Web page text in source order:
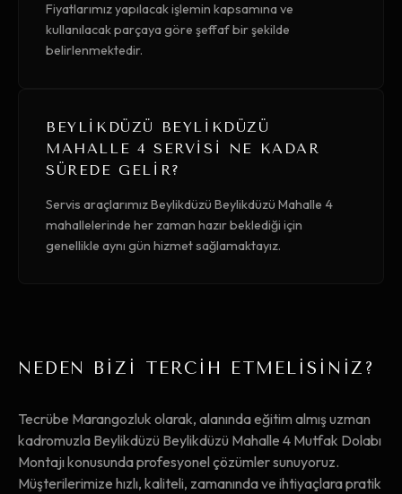
Fiyatlarımız yapılacak işlemin kapsamına ve
kullanılacak parçaya göre şeffaf bir şekilde
belirlenmektedir.
BEYLIKDÜZÜ BEYLIKDÜZÜ
MAHALLE 4 SERVISI NE KADAR
SÜREDE GELIR?
Servis araçlarımız Beylikdüzü Beylikdüzü Mahalle 4
mahallelerinde her zaman hazır beklediği için
genellikle aynı gün hizmet sağlamaktayız.
NEDEN BİZİ TERCİH ETMELİSİNİZ?
Tecrübe Marangozluk olarak, alanında eğitim almış uzman
kadromuzla Beylikdüzü Beylikdüzü Mahalle 4 Mutfak Dolabı
Montajı konusunda profesyonel çözümler sunuyoruz.
Müşterilerimize hızlı, kaliteli, zamanında ve ihtiyaçlara pratik